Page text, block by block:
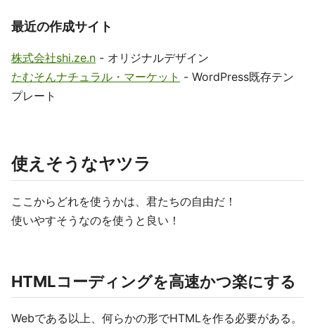
最近の作成サイト
株式会社shi.ze.n - オリジナルデザイン
たむそんナチュラル・マーケット - WordPress既存テン
プレート
使えそうなヤツラ
ここからどれを使うかは、君たちの自由だ！
使いやすそうなのを使うと良い！
HTMLコーディングを高速かつ楽にする
Webである以上、何らかの形でHTMLを作る必要がある。